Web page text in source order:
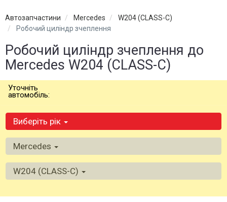
Автозапчастини Mercedes
W204 (CLASS-C)
Робочий циліндр зчеплення
Робочий циліндр зчеплення до
Mercedes W204 (CLASS-C)
Уточніть
автомобіль:
Виберіть рік
Mercedes
W204 (CLASS-C)